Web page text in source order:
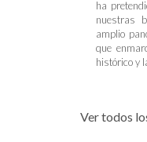
ha
nuestras
amplio
que
histórico y
Ver todos